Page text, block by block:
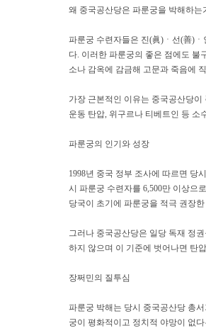
왜 중국공산당은 파룬궁을 박해하는
파룬궁 수련자들은 진(眞)ㆍ선(善)
다. 이러한 파룬궁의 좋은 점에도 불
소나 감옥에 감금해 고문과 죽음에
가장 근본적인 이유는 중국공산당
운동 탄압, 위구르나 티베트인 등 소
파룬궁의 인기와 성장
1998년 중국 정부 조사에 따르면 당
시 파룬궁 수련자를 6,500만 이상으
당국이 초기에 파룬궁을 적극 권장
그러나 중국공산당은 일당 독재 정
하지 않으며 이 기준에 벗어나면 탄
장쩌민의 질투심
파룬궁 박해는 당시 중국공산당 총
궁이 평화적이고 정치적 야망이 없